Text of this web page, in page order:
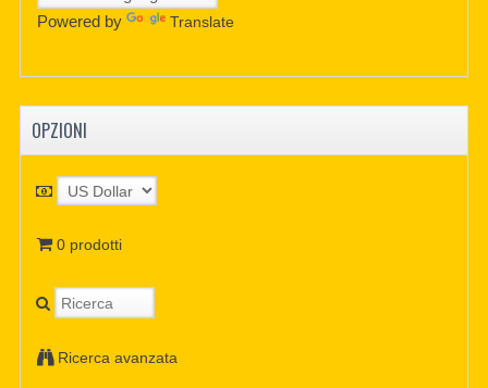
Powered by Translate
OPZIONI
0 prodotti
Ricerca avanzata